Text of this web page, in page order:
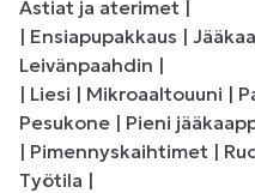
Astiat ja aterimet |
| Ensiapupakkaus |
Leivänpaahdin |
| Liesi | Mikroaaltouuni |
Pesukone | Pieni
| Pimennyskaihtimet |
Työtila |